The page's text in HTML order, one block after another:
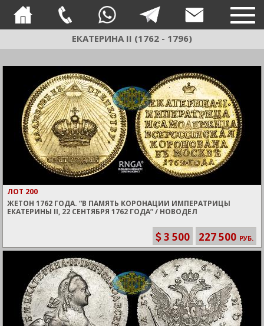
ЕКАТЕРИНА II (1762 - 1796)
ЛОТ 200
ЖЕТОН 1762 ГОДА. “В ПАМЯТЬ КОРОНАЦИИ ИМПЕРАТРИЦЫ
ЕКАТЕРИНЫ II, 22 СЕНТЯБРЯ 1762 ГОДА” / НОВОДЕЛ
3 500 227 500 РУБ.